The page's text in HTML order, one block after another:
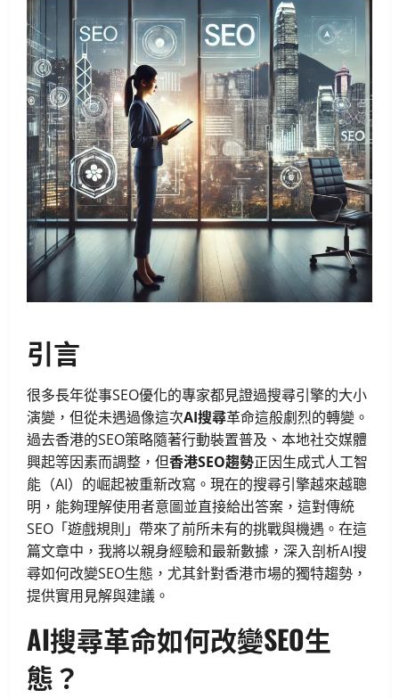
引言
很多長年從事SEO優化的專家都見證過搜尋引擎的大小
演變，但從未遇過像這次AI搜尋革命這般劇烈的轉變。
過去香港的SEO策略隨著行動裝置普及、本地社交媒體
興起等因素而調整，但香港SEO趨勢正因生成式人工智
能（AI）的崛起被重新改寫。現在的搜尋引擎越來越聰
明，能夠理解使用者意圖並直接給出答案，這對傳統
SEO「遊戲規則」帶來了前所未有的挑戰與機遇。在這
篇文章中，我將以親身經驗和最新數據，深入剖析AI搜
尋如何改變SEO生態，尤其針對香港市場的獨特趨勢，
提供實用見解與建議。
AI搜尋革命如何改變SEO生
態？